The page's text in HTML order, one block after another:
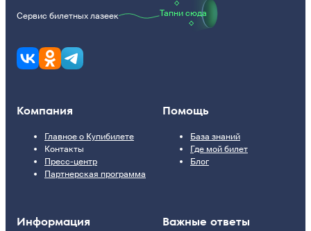
Сервис билетных лазеек Тапни сюда
Компания
Главное о Купибилете
Контакты
Пресс-центр
Партнерская программа
Помощь
База знаний
Где мой билет
Блог
Информация Важные ответы